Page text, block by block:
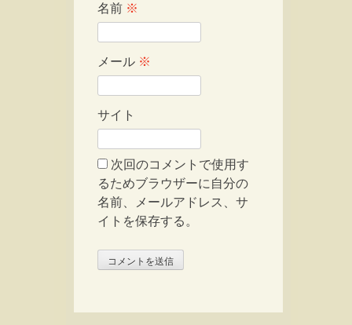
名前 ※
メール ※
サイト
次回のコメントで使用す
るためブラウザーに自分の
名前、メールアドレス、サ
イトを保存する。